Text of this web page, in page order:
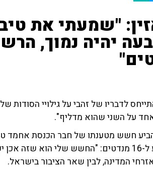
"שמעתי את
לדבריו של זהבי על גילויי הסודות
על השני שהוא מדליף".
חשש מטענתו של חבר הכנסת אחמד
שלו תגיע ל-16 מנדטים: "החשש שלי הוא
המדינה, לבין שאר הציבור בישראל.